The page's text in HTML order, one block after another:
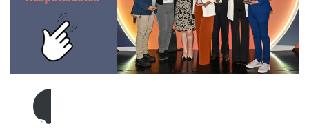
Descárgalas aquí